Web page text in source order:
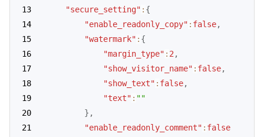
"secure_setting" : {
"enable_readonly_copy" : false,
"watermark" : {
"margin_type" : 2 ,
"show_visitor_name" : false,
"show_text" : false,
"text" : ""
} ,
"enable_readonly_comment" : false